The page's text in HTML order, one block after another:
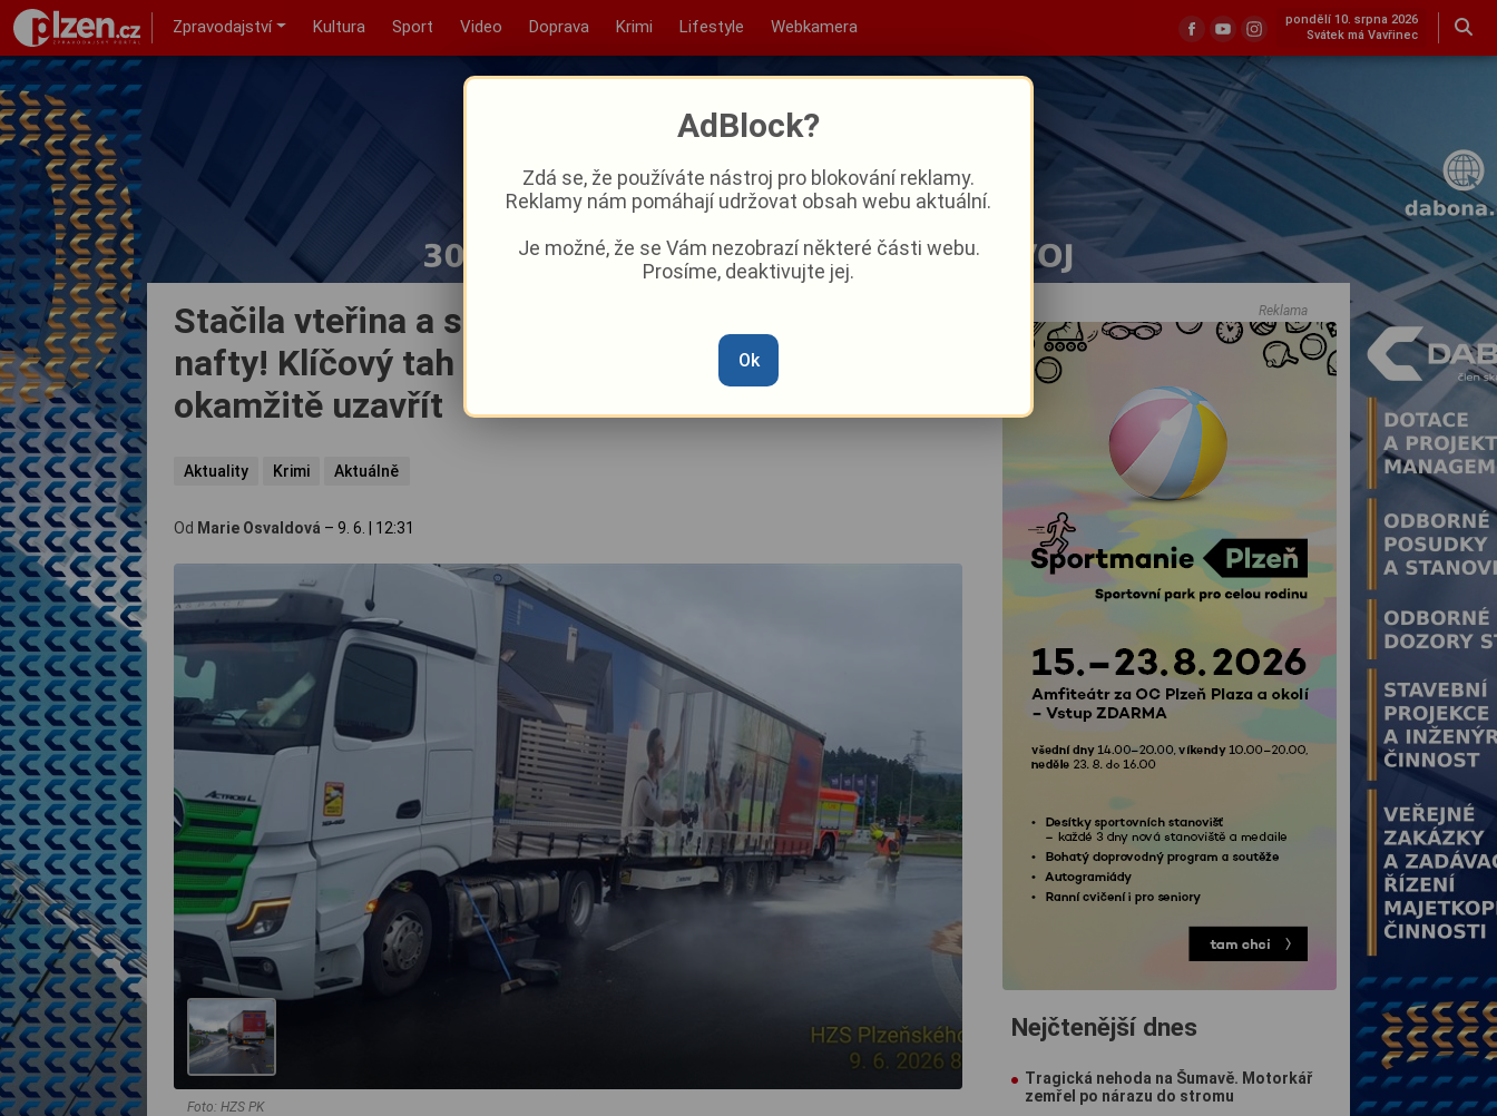
Zpravodajství Kultura Sport Video Doprava Krimi Lifestyle Webkamera
pondělí 10. srpna 2026
Svátek má Vavřinec
Stačila vteřina a silnici zaplavily stovky litrů
nafty! Klíčový tah na Domažlicku museli
okamžitě uzavřít
Aktuality Krimi Aktuálně
Od Marie Osvaldová – 9. 6. 12:31
Foto: HZS PK
Reklama
Nejčtenější dnes
Tragická nehoda na Šumavě. Motorkář
zemřel po nárazu do stromu
AdBlock?
Zdá se, že používáte nástroj pro blokování reklamy.
Reklamy nám pomáhají udržovat obsah webu aktuální.
Je možné, že se Vám nezobrazí některé části webu.
Prosíme, deaktivujte jej.
Ok